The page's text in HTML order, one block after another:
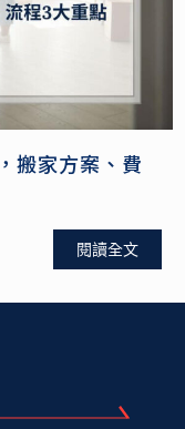
搬家方案、費
閱讀全文